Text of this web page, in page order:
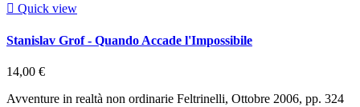
 Quick view
Stanislav Grof - Quando Accade l'Impossibile
14,00 €
Avventure in realtà non ordinarie Feltrinelli, Ottobre 2006, pp. 324